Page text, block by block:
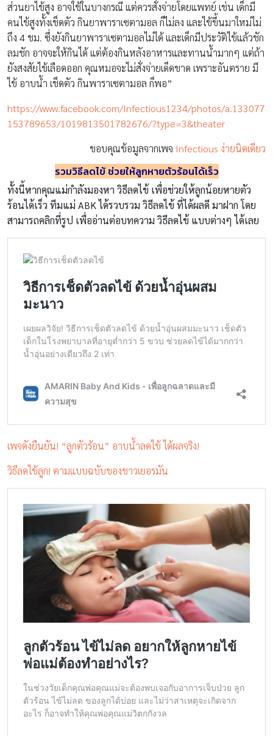
ส่วนยาไข้สูง อาจใช้ในบางกรณี แต่ควรสั่งจ่ายโดยแพทย์ เช่น เด็กมี
คนไข้สูงทั้งเช็ดตัว กินยาพาราเซตามอล ก็ไม่ลง และไข้ขึ้นมาใหม่ไม่
ถึง 4 ชม. ซึ่งยังกินยาพาราเซตามอลไม่ได้ และเด็กมีประวัติไข้แล้วชัก
ลมชัก อาจจะให้กินได้ แต่ต้องกินหลังอาหารและทานน้ำมากๆ แต่ถ้า
ยังสงสัยไข้เลือดออก คุณหมอจะไม่สั่งจ่ายเด็ดขาด เพราะอันตราย มี
ไข้ อาบน้ำ เช็ดตัว กินพาราเซตามอล ก็พอ”
https://www.facebook.com/Infectious1234/photos/a.133077
153789653/1019813501782676/?type=3&theater
ขอบคุณข้อมูลจากเพจ Infectious ง่ายนิดเดียว
รวมวิธีลดไข้ ช่วยให้ลูกหายตัวร้อนได้เร็ว
ทั้งนี้หากคุณแม่กำลังมองหา วิธีลดไข้ เพื่อช่วยให้ลูกน้อยหายตัว
ร้อนได้เร็ว ทีมแม่ ABK ได้รวบรวม วิธีลดไข้ ที่ได้ผลดี มาฝาก โดย
สามารถคลิกที่รูป เพื่ออ่านต่อบทความ วิธีลดไข้ แบบต่างๆ ได้เลย
เพจดังยืนยัน! “ลูกตัวร้อน” อาบน้ำลดไข้ ได้ผลจริง!
วิธีลดไข้ลูก! ตามแบบฉบับของชาวเยอรมัน